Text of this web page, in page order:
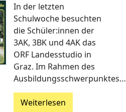
In der letzten
Schulwoche besuchten
die Schüler:innen der
3AK, 3BK und 4AK das
ORF Landesstudio in
Graz. Im Rahmen des
Ausbildungsschwerpunktes…
Weiterlesen